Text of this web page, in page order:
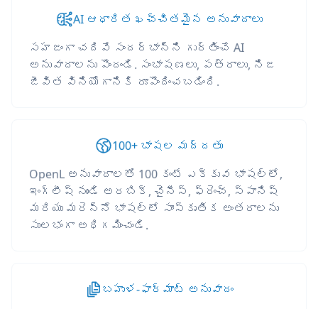
AI ఆధారిత ఖచ్చితమైన అనువాదాలు
సహజంగా చదివే సందర్భాన్ని గుర్తించే AI
అనువాదాలను పొందండి. సంభాషణలు, పత్రాలు, నిజ
జీవిత వినియోగానికి రూపొందించబడింది.
100+ భాషల మద్దతు
OpenL అనువాదాలతో 100 కంటే ఎక్కువ భాషల్లో,
ఇంగ్లీష్ నుండి అరబిక్, చైనీస్, ఫ్రెంచ్, స్పానిష్
మరియు మరెన్నో భాషల్లో సాంస్కృతిక అంతరాలను
సులభంగా అధిగమించండి.
బహుళ-ఫార్మాట్ అనువాదం